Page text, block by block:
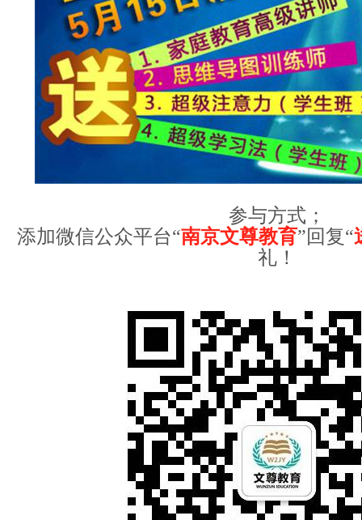
参与方式；
添加微信公众平台“南京文尊教育”回复“
礼！